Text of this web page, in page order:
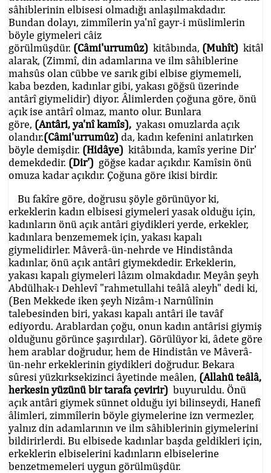
sâhiblerinin elbisesi olmadığı anlaşılmakdadır.
Bundan dolayı, zimmîlerin ya'nî gayr-i müslimlerin
böyle giymeleri câiz
görülmüşdür. (Câmi'urrumûz) kitâbında, (Muhît)
alarak, (Zimmî, din adamlarına ve ilm sâhiblerine
mahsûs olan cübbe ve sarık gibi elbise giymemeli,
kaba bezden, kadınlar gibi, yakası göğsü üzerinde
antârî giymelidir) diyor. Âlimlerden çoğuna göre, önü
açık ise antârî olmaz, manto olur. Bunlara
göre, (Antâri, ya'nî kamîs), yakası omuzlarda açık
olandır.(Câmi'urrumûz) da, kadın kefenini anlatırken
böyle demişdir. (Hidâye) kitâbında, kamîs yerine Dir'
demekdedir. (Dir') göğse kadar açıkdır. Kamîsin önü
omuza kadar açıkdır. Çoğuna göre ikisi birdir.
Bu fakîre göre, doğrusu şöyle görünüyor ki,
erkeklerin kadın elbisesi giymeleri yasak olduğu için,
kadınların önü açık antâri giydikleri yerde, erkekler,
kadınlara benzememek için, yakası kapalı
giymelidirler. Mâverâ-ün-nehrde ve Hindistânda
kadınlar, önü açık antâri giymekdedir. Erkeklerin,
yakası kapalı giymeleri lâzım olmakdadır. Meyân şeyh
Abdülhak-ı Dehlevî "rahmetullahi teâlâ aleyh" dedi ki,
(Ben Mekkede iken şeyh Nizâm-ı Narnûlînin
talebesinden biri, yakası kapalı antâri ile tavâf
ediyordu. Arablardan çoğu, onun kadın antârisi giymiş
olduğunu görünce şaşırdılar). Görülüyor ki, âdete göre
hem arablar doğrudur, hem de Hindistân ve Mâverâ-
ün-nehr erkeklerinin giydikleri doğrudur. Bekara
sûresi yüzkırksekizinci âyetinde meâlen, (Allahü teâlâ,
herkesin yüzünü bir tarafa çevirir) buyuruldu. Önü
açık antâri giymek sünnet olduğu iyi bilinseydi, Hanefî
âlimleri, zimmîlerin böyle giymelerine izn vermezler,
yalnız din adamlarının ve ilm sâhiblerinin giymelerini
bildirirlerdi. Bu elbisede kadınlar başda geldikleri için,
erkeklerin elbiselerini kadınların elbiselerine
benzetmemeleri uygun görülmüşdür.